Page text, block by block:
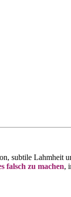
subtile
falsch zu machen,